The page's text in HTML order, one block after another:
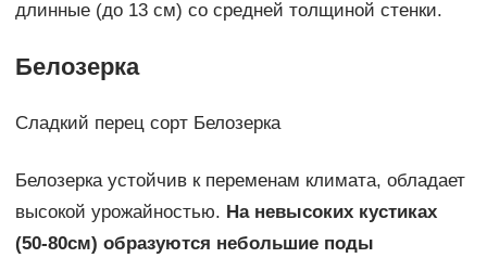
длинные (до 13 см) со средней толщиной стенки.
Белозерка
Сладкий перец сорт Белозерка
Белозерка устойчив к переменам климата, обладает
высокой урожайностью. На невысоких кустиках
(50-80см) образуются небольшие поды